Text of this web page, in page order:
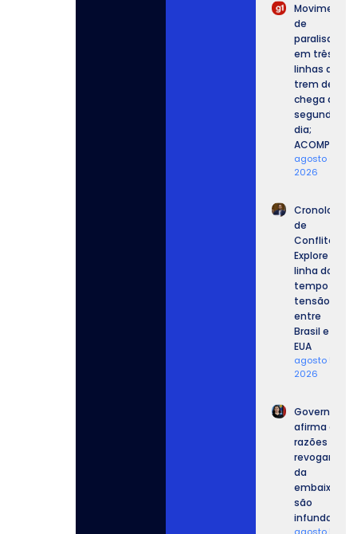
Movimento
de
paralisação
em três
linhas de
trem de SP
chega ao
segundo
dia;
ACOMPANHE.
agosto 6,
2026
Cronologia
de
Conflitos:
Explore a
linha do
tempo da
tensão
entre
Brasil e
EUA
agosto 5,
2026
Governo
afirma que
razões para
revogar
da
são
infundadas.
agosto 5,